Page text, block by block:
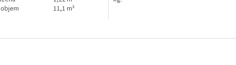
11,1 m³